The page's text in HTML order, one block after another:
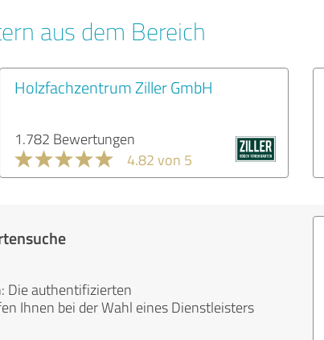
aus dem Bereich
Holzfachzentrum Ziller GmbH
1.782 Bewertungen
4.82 von 5
Die authentifizierten
Ihnen bei der Wahl eines Dienstleisters